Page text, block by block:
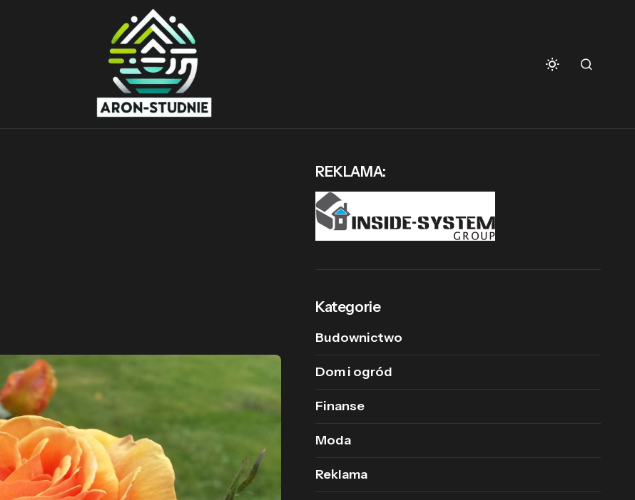
REKLAMA:
Kategorie
Budownictwo
Dom i ogród
Finanse
Moda
Reklama